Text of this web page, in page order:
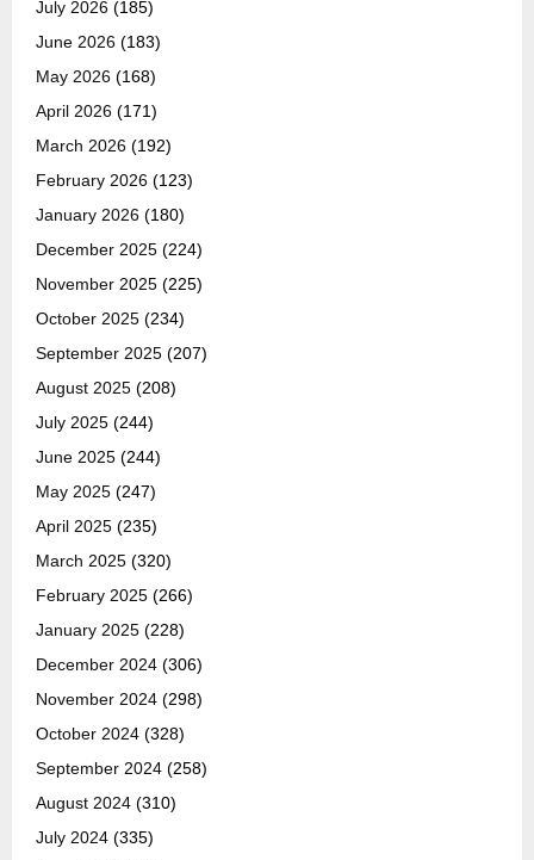
July 2026 (185)
June 2026 (183)
May 2026 (168)
April 2026 (171)
March 2026 (192)
February 2026 (123)
January 2026 (180)
December 2025 (224)
November 2025 (225)
October 2025 (234)
September 2025 (207)
August 2025 (208)
July 2025 (244)
June 2025 (244)
May 2025 (247)
April 2025 (235)
March 2025 (320)
February 2025 (266)
January 2025 (228)
December 2024 (306)
November 2024 (298)
October 2024 (328)
September 2024 (258)
August 2024 (310)
July 2024 (335)